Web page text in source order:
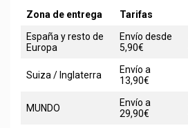
Zona de entrega Tarifas
España y resto de
Europa
Envío desde
5,90€
Suiza / Inglaterra
Envío a
13,90€
MUNDO
Envío a
29,90€